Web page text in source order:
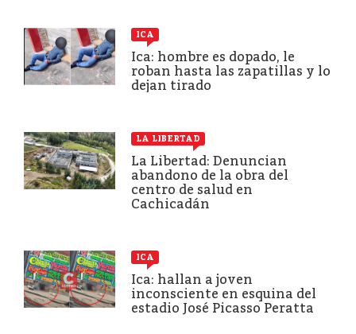
ICA
Ica: hombre es dopado, le
roban hasta las zapatillas y lo
dejan tirado
LA LIBERTAD
La Libertad: Denuncian
abandono de la obra del
centro de salud en
Cachicadán
ICA
Ica: hallan a joven
inconsciente en esquina del
estadio José Picasso Peratta